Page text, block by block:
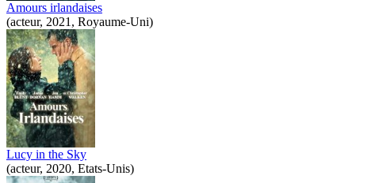
Amours irlandaises
(acteur, 2021, Royaume-Uni)
Lucy in the Sky
(acteur, 2020, Etats-Unis)